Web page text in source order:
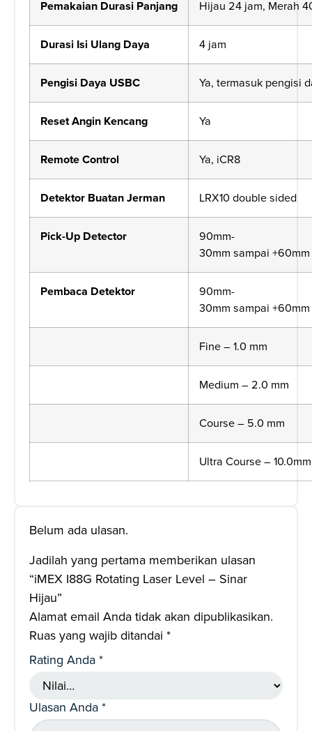
Pemakaian Durasi Panjang Hijau 24 jam, Merah
Durasi Isi Ulang Daya 4 jam
Pengisi Daya USBC Ya, termasuk pengisi
ResetAngin Kencang Ya
Remote Control Ya, iCR8
Detektor BuatanJerman LRX10 double sided
Pick-Up Detector
90mm-
30mm sampai +60mm
Pembaca Detektor
90mm-
30mm sampai +60mm
Fine – 1.0 mm
Medium – 2.0 mm
Course – 5.0 mm
Ultra Course– 10.0mm
Belum ada ulasan.
Jadilah yang pertama memberikan ulasan
“iMEX I88G Rotating Laser Level – Sinar
Hijau”
Alamat email Anda tidak akan dipublikasikan.
Ruas yang wajib ditandai *
Rating Anda*
Ulasan Anda*